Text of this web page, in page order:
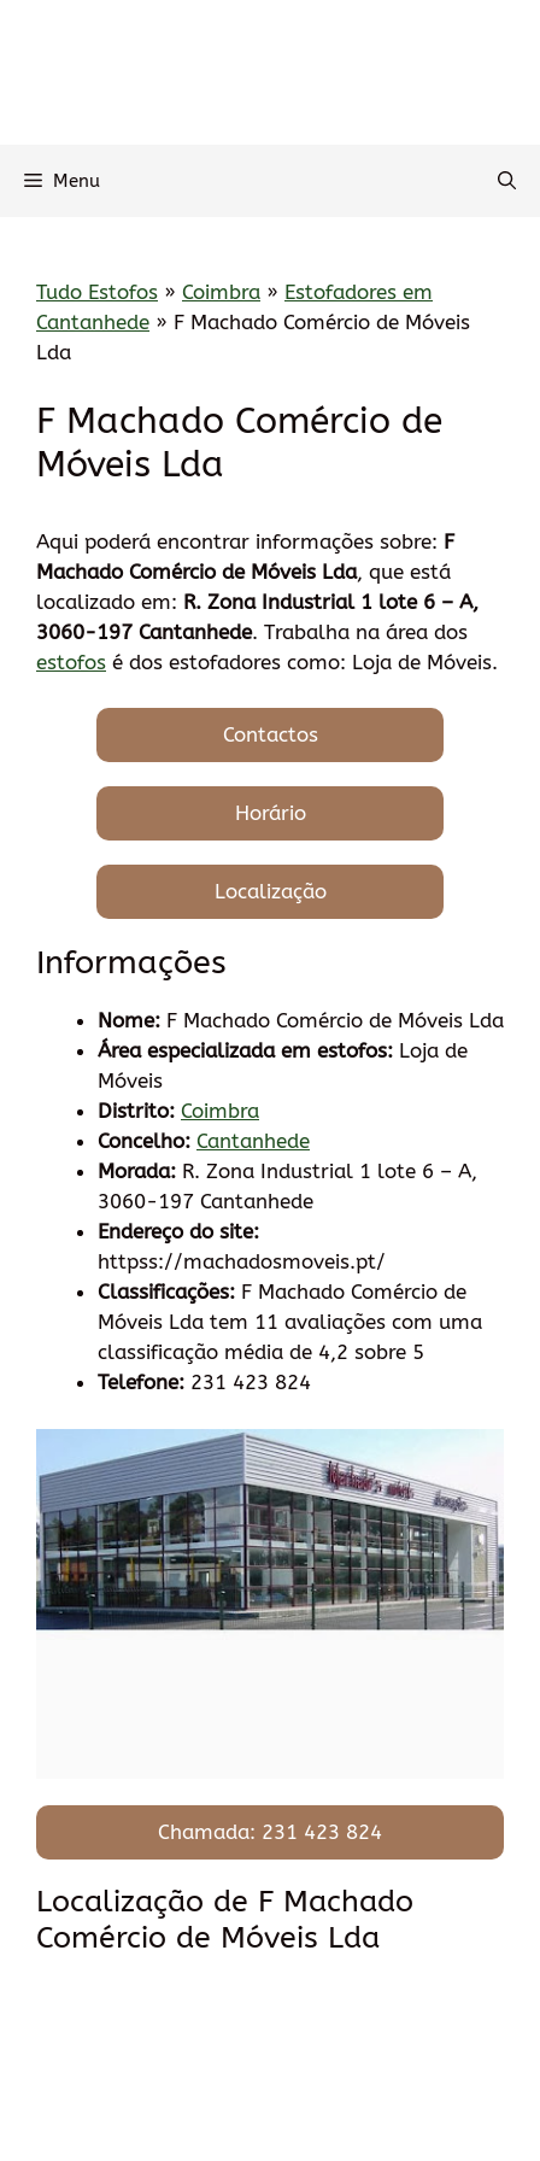
Menu
Tudo Estofos » Coimbra » Estofadores em
Cantanhede » F Machado Comércio de Móveis
Lda
F Machado Comércio de
Móveis Lda
Aqui poderá encontrar informações sobre: F
Machado Comércio de Móveis Lda, que está
localizado em: R. Zona Industrial 1 lote 6 – A,
3060-197 Cantanhede. Trabalha na área dos
estofos é dos estofadores como: Loja de Móveis.
Contactos
Horário
Localização
Informações
Nome: F Machado Comércio de Móveis Lda
Área especializada em estofos: Loja de
Móveis
Distrito: Coimbra
Concelho: Cantanhede
Morada: R. Zona Industrial 1 lote 6 – A,
3060-197 Cantanhede
Endereço do site:
httpss://machadosmoveis.pt/
Classificações: F Machado Comércio de
Móveis Lda tem 11 avaliações com uma
classificação média de 4,2 sobre 5
Telefone: 231 423 824
Chamada: 231 423 824
Localização de F Machado
Comércio de Móveis Lda